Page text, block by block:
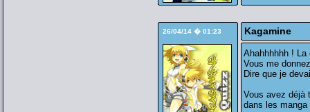
26/04/14 � 01:23 Kagamine
Ahahhhhhh !
Vous me
Dire que je
Vous avez déjà
dans les manga